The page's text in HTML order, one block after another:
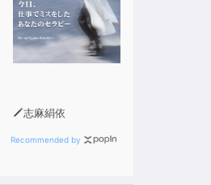
志麻絹依
Recommended by